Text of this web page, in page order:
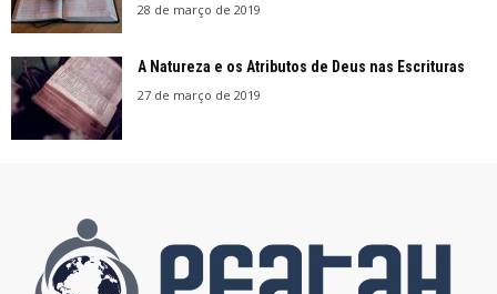
28 de março de 2019
A Natureza e os Atributos de Deus nas Escrituras
27 de março de 2019